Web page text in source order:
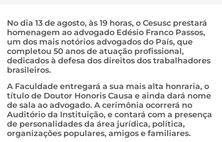
No dia 13 de agosto, às 19 horas, o Cesusc prestará
homenagem ao advogado Edésio Franco Passos,
um dos mais notórios advogados do País, que
completou 50 anos de atuação profissional,
dedicados à defesa dos direitos dos trabalhadores
brasileiros.
A Faculdade entregará a sua mais alta honraria, o
título de Doutor Honoris Causa e ainda dará nome
de sala ao advogado. A cerimônia ocorrerá no
Auditório da Instituição, e contará com a presença
de personalidades da área jurídica, política,
organizações populares, amigos e familiares.